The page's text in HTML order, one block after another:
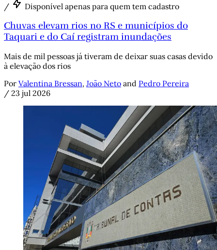
/ Disponível apenas para quem tem cadastro
Chuvas elevam rios no RS e municípios do
Taquari e do Caí registram inundações
Mais de mil pessoas já tiveram de deixar suas casas devido
à elevação dos rios
Por Valentina Bressan, João Neto and Pedro Pereira
/ 23 jul 2026